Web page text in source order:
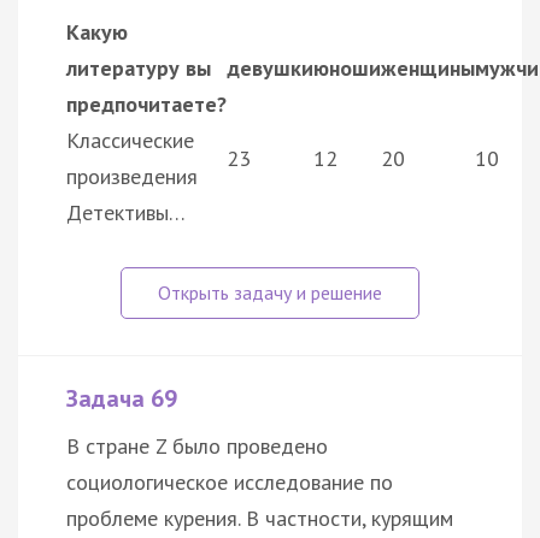
Какую
литературу вы
предпочитаете?
девушкиюношиженщины
Классические
произведения
23 12 20
10
Детективы…
Задача 69
В стране Z было проведено
социологическое исследование по
проблеме курения. В частности, курящим